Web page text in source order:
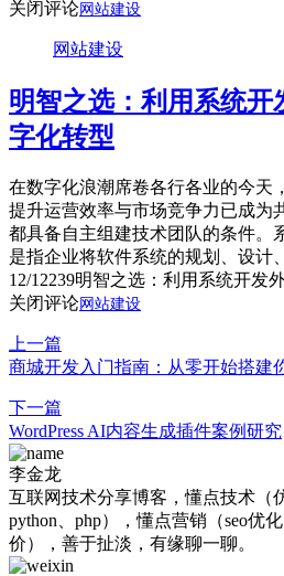
关闭评论网站建设
网站建设
明智之选：利用系统开
字化转型
在数字化浪潮席卷各行各业的今天
提升运营效率与市场竞争力已成为
都具备自主组建技术团队的条件。
是指企业将软件系统的规划、设计
12/12239明智之选：利用系统开发
关闭评论网站建设
上一篇
商城开发入门指南：从零开始搭建
下一篇
WordPress AI内容生成插件案例研究
李金龙
互联网技术分享博客，懂点技术（
python、php），懂点营销（seo优
价），善于扯淡，有缘聊一聊。